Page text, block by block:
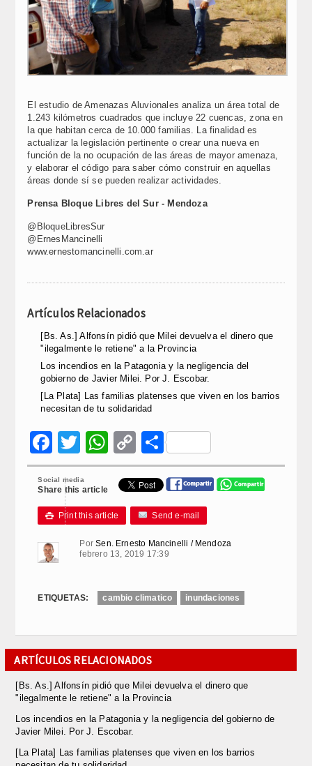
El estudio de Amenazas Aluvionales analiza un área total de
1.243 kilómetros cuadrados que incluye 22 cuencas, zona en
la que habitan cerca de 10.000 familias. La finalidad es
actualizar la legislación pertinente o crear una nueva en
función de la no ocupación de las áreas de mayor amenaza,
y elaborar el código para saber cómo construir en aquellas
áreas donde sí se pueden realizar actividades.
Prensa Bloque Libres del Sur - Mendoza
@BloqueLibresSur
@ErnesMancinelli
www.ernestomancinelli.com.ar
Artículos Relacionados
[Bs. As.] Alfonsín pidió que Milei devuelva el dinero que
"ilegalmente le retiene" a la Provincia
Los incendios en la Patagonia y la negligencia del
gobierno de Javier Milei. Por J. Escobar.
[La Plata] Las familias platenses que viven en los barrios
necesitan de tu solidaridad
Facebook
Twitter
WhatsApp
Copy
Link
Compartir
Social media
Share this article
 Print this article Send e-mail
PorSen. Ernesto Mancinelli / Mendoza
febrero 13, 2019 17:39
ETIQUETAS: cambio climatico inundaciones
ARTÍCULOS RELACIONADOS
[Bs. As.] Alfonsín pidió que Milei devuelva el dinero que
"ilegalmente le retiene" a la Provincia
Los incendios en la Patagonia y la negligencia del gobierno de
Javier Milei. Por J. Escobar.
[La Plata] Las familias platenses que viven en los barrios